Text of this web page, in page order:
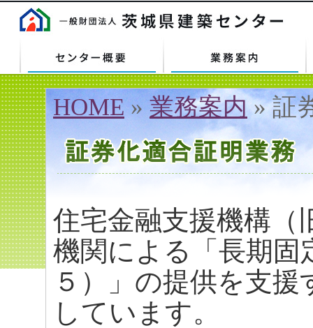
HOME»業務案内» 証
住宅金融支援機構（
機関による「長期固
５）」の提供を支
しています。